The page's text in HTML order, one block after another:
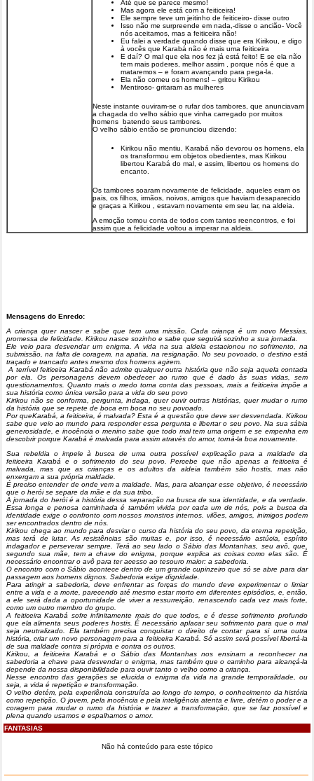
Até que se parece mesmo!
Mas agora ele está com a feiticeira!
Ele sempre teve um jeitinho de feiticeiro- disse outro
Isso não me surpreende em nada,-disse o ancião- Você
nós aceitamos, mas a feiticeira não!
Eu falei a verdade quando disse que era Kirikou, e digo
à vocês que Karabá não é mais uma feiticeira
E daí? O mal que ela nos fez já está feito! E se ela não
tem mais poderes, melhor assim , porque nós é que a
mataremos – e foram avançando para pega-la.
Ela não comeu os homens! – gritou Kirikou
Mentiroso- gritaram as mulheres
Neste instante ouviram-se o rufar dos tambores, que anunciavam
a chagada do velho sábio que vinha carregado por muitos
homens batendo seus tambores.
O velho sábio então se pronunciou dizendo:
Kirikou não mentiu, Karabá não devorou os homens, ela
os transformou em objetos obedientes, mas Kirikou
libertou Karabá do mal, e assim, libertou os homens do
encanto.
Os tambores soaram novamente de felicidade, aqueles eram os
pais, os filhos, irmãos, noivos, amigos que haviam desaparecido
e graças a Kirikou , estavam novamente em seu lar, na aldeia.
A emoção tomou conta de todos com tantos reencontros, e foi
assim que a felicidade voltou a imperar na aldeia.
Mensagens do Enredo:
A criança quer nascer e sabe que tem uma missão. Cada criança é um novo Messias,
promessa de felicidade. Kirikou nasce sozinho e sabe que seguirá sozinho a sua jornada.
Ele veio para desvendar um enigma. A vida na sua aldeia estacionou no sofrimento, na
submissão, na falta de coragem, na apatia, na resignação. No seu povoado, o destino está
traçado e trancado antes mesmo dos homens agirem.
A terrível feiticeira Karabá não admite qualquer outra história que não seja aquela contada
por ela. Os personagens devem obedecer ao rumo que é dado às suas vidas, sem
questionamentos. Quanto mais o medo toma conta das pessoas, mais a feiticeira impõe a
sua história como única versão para a vida do seu povo
Kirikou não se conforma, pergunta, indaga, quer ouvir outras histórias, quer mudar o rumo
da história que se repete de boca em boca no seu povoado.
Por queKarabá, a feiticeira, é malvada? Esta é a questão que deve ser desvendada. Kirikou
sabe que veio ao mundo para responder essa pergunta e libertar o seu povo. Na sua sábia
generosidade, e inocência o menino sabe que todo mal tem uma origem e se empenha em
descobrir porque Karabá é malvada para assim através do amor, torná-la boa novamente.
Sua rebeldia o impele à busca de uma outra possível explicação para a maldade da
feiticeira Karabá e o sofrimento do seu povo. Percebe que não apenas a feiticeira é
malvada, mas que as crianças e os adultos da aldeia também são hostis, mas não
enxergam a sua própria maldade.
É preciso entender de onde vem a maldade. Mas, para alcançar esse objetivo, é necessário
que o herói se separe da mãe e da sua tribo.
A jornada do herói é a história dessa separação na busca de sua identidade, e da verdade.
Essa longa e penosa caminhada é também vivida por cada um de nós, pois a busca da
identidade exige o confronto com nossos monstros internos. vilões, amigos, inimigos podem
ser encontrados dentro de nós.
Kirikou chega ao mundo para desviar o curso da história do seu povo, da eterna repetição,
mas terá de lutar. As resistências são muitas e, por isso, é necessário astúcia, espírito
indagador e perseverar sempre. Terá ao seu lado o Sábio das Montanhas, seu avô, que,
segundo sua mãe, tem a chave do enigma, porque explica as coisas como elas são. É
necessário encontrar o avô para ter acesso ao tesouro maior: a sabedoria.
O encontro com o Sábio acontece dentro de um grande cupinzeiro que só se abre para dar
passagem aos homens dignos. Sabedoria exige dignidade.
Para atingir a sabedoria, deve enfrentar as forças do mundo deve experimentar o limiar
entre a vida e a morte, parecendo até mesmo estar morto em diferentes episódios, e, então,
a ele será dada a oportunidade de viver a ressurreição, renascendo cada vez mais forte,
como um outro membro do grupo.
A feiticeira Karabá sofre infinitamente mais do que todos, e é desse sofrimento profundo
que ela alimenta seus poderes hostis. É necessário aplacar seu sofrimento para que o mal
seja neutralizado. Ela também precisa conquistar o direito de contar para si uma outra
história, criar um novo personagem para a feiticeira Karabá. Só assim será possível libertá-la
de sua maldade contra si própria e contra os outros.
Kirikou, a feiticeira Karabá e o Sábio das Montanhas nos ensinam a reconhecer na
sabedoria a chave para desvendar o enigma, mas também que o caminho para alcançá-la
depende da nossa disponibilidade para ouvir tanto o velho como a criança.
Nesse encontro das gerações se elucida o enigma da vida na grande temporalidade, ou
seja, a vida é repetição e transformação.
O velho detém, pela experiência construída ao longo do tempo, o conhecimento da história
como repetição. O jovem, pela inocência e pela inteligência atenta e livre, detém o poder e a
coragem para mudar o rumo da história e trazer a transformação, que se faz possível e
plena quando usamos e espalhamos o amor.
FANTASIAS
Não há conteúdo para este tópico